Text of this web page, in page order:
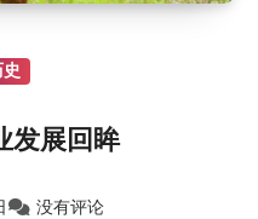
发展回眸
没有评论